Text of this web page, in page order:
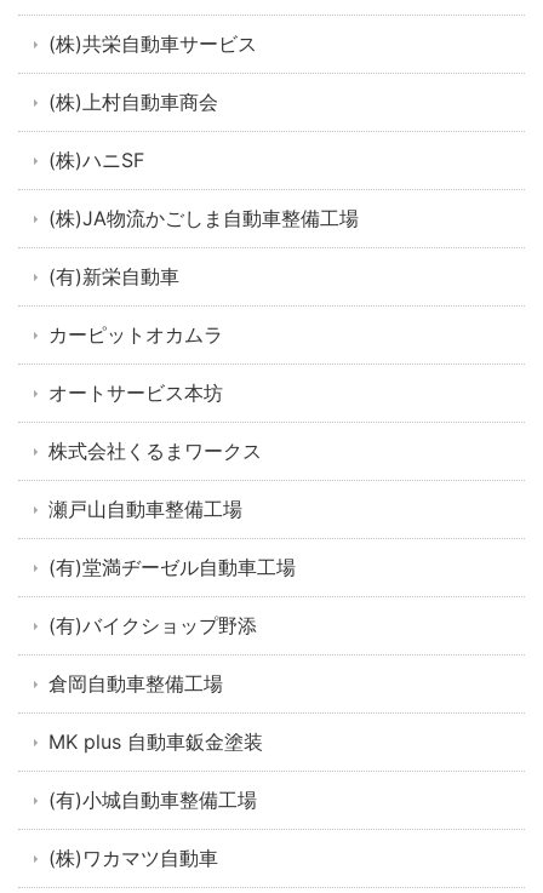
(株)共栄自動車サービス
(株)上村自動車商会
(株)ハニSF
(株)JA物流かごしま自動車整備工場
(有)新栄自動車
カーピットオカムラ
オートサービス本坊
株式会社くるまワークス
瀬戸山自動車整備工場
(有)堂満ヂーゼル自動車工場
(有)バイクショップ野添
倉岡自動車整備工場
MK plus 自動車鈑金塗装
(有)小城自動車整備工場
(株)ワカマツ自動車